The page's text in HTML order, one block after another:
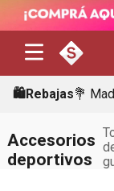
🛍️Rebajas💐
Accesorios
deportivos